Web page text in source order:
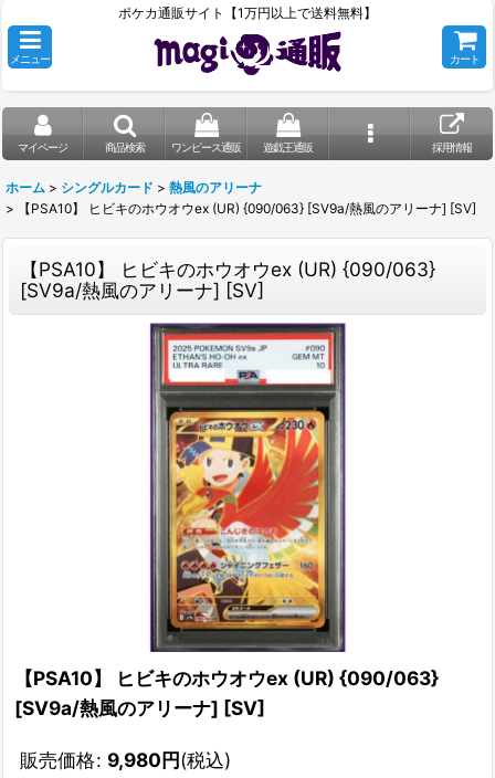
ポケカ通販サイト【1万円以上で送料無料】
メニュー カート
マイページ 商品検索 ワンピース通販 遊戯王通販 採用情報
ホーム > シングルカード > 熱風のアリーナ
>
【PSA10】 ヒビキのホウオウex (UR) {090/063} [SV9a/熱風のアリーナ] [SV]
【PSA10】 ヒビキのホウオウex (UR) {090/063}
[SV9a/熱風のアリーナ] [SV]
【PSA10】 ヒビキのホウオウex (UR) {090/063}
[SV9a/熱風のアリーナ] [SV]
販売価格: 9,980円(税込)